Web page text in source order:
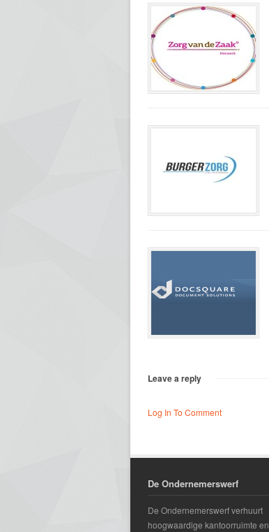
Leave a reply
Log In To Comment
De Ondernemerswerf
De Ondernemerswerf verhuurt
hoogwaardige kantoorruimte en